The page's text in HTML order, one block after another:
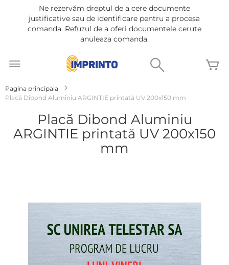
Ne rezervăm dreptul de a cere documente
justificative sau de identificare pentru a procesa
comanda. Refuzul de a oferi documentele cerute
anuleaza comanda.
la
Pagina principala
Placă Dibond Aluminiu ARGINTIE printată UV 200x150 mm
Placă Dibond Aluminiu
ARGINTIE printată UV 200x150
mm